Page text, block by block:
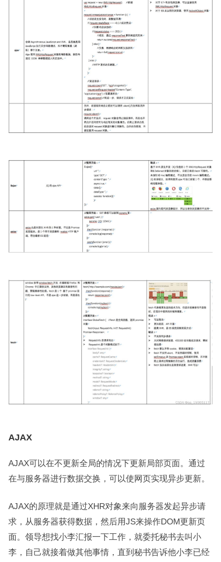
AJAX
AJAX可以在不更新全局的情况下更新局部页面。通过
在与服务器进行数据交换，可以使网页实现异步更新。
AJAX的原理就是通过XHR对象来向服务器发起异步请
求，从服务器获得数据，然后用JS来操作DOM更新页
面。领导想找小李汇报一下工作，就委托秘书去叫小
李，自己就接着做其他事情，直到秘书告诉他小李已经